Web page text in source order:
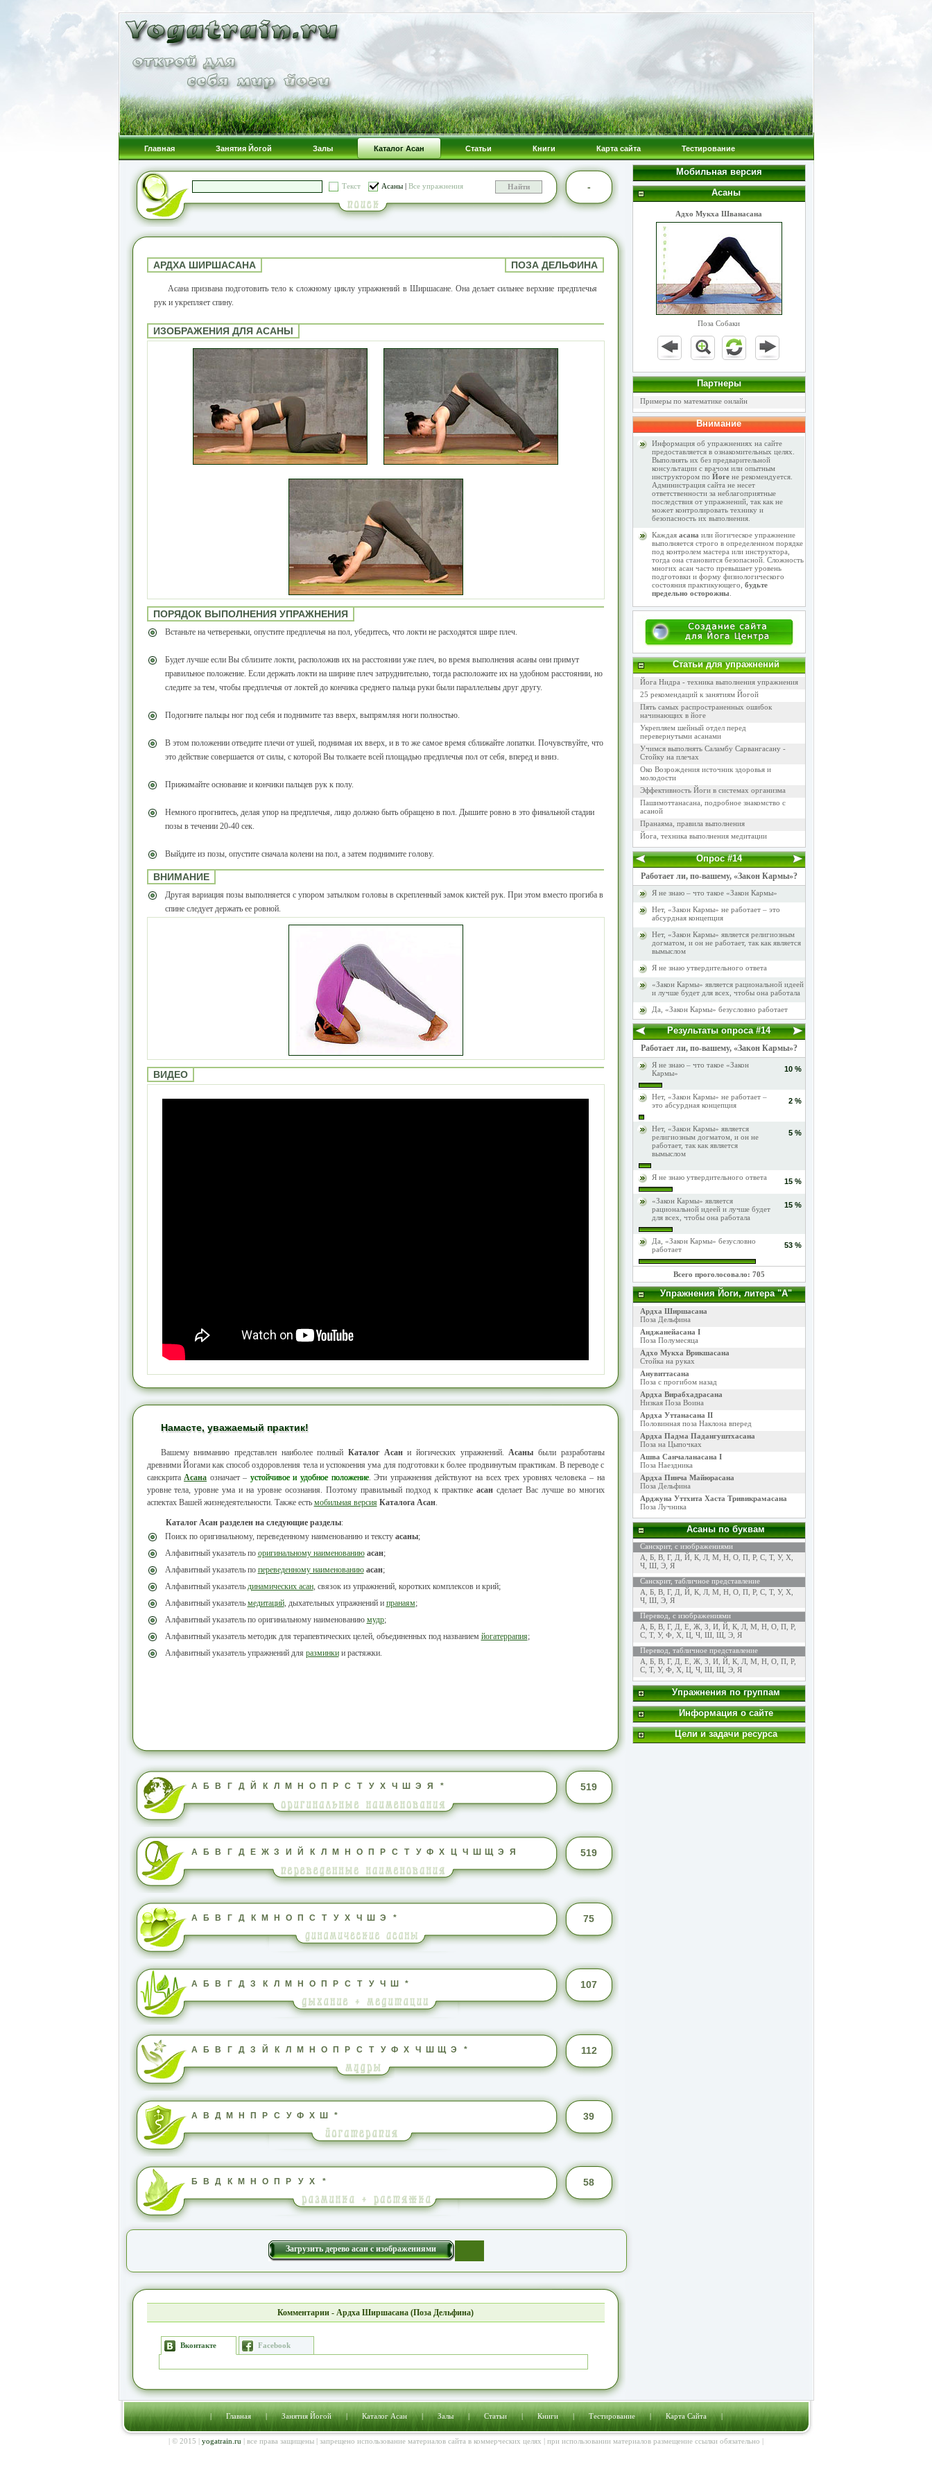
Главная Занятия Йогой Залы Каталог Асан Статьи Книги Карта сайта Тестирование
Текст Асаны| Все упражнения -
АРДХА ШИРШАСАНА ПОЗА ДЕЛЬФИНА
Асана призвана подготовить тело к сложному циклу упражнений в Ширшасане. Она делает сильнее верхние предплечья
рук и укрепляет спину.
ИЗОБРАЖЕНИЯ ДЛЯ АСАНЫ
ПОРЯДОК ВЫПОЛНЕНИЯ УПРАЖНЕНИЯ
Встаньте на четвереньки, опустите предплечья на пол, убедитесь, что локти не расходятся шире плеч.
Будет лучше если Вы сблизите локти, расположив их на расстоянии уже плеч, во время выполнения асаны они примут
правильное положение. Если держать локти на ширине плеч затруднительно, тогда расположите их на удобном расстоянии, но
следите за тем, чтобы предплечья от локтей до кончика среднего пальца руки были параллельны друг другу.
Подогните пальцы ног под себя и поднимите таз вверх, выпрямляя ноги полностью.
В этом положении отведите плечи от ушей, поднимая их вверх, и в то же самое время сближайте лопатки. Почувствуйте, что
это действие совершается от силы, с которой Вы толкаете всей площадью предплечья пол от себя, вперед и вниз.
Прижимайте основание и кончики пальцев рук к полу.
Немного прогнитесь, делая упор на предплечья, лицо должно быть обращено в пол. Дышите ровно в это финальной стадии
позы в течении 20-40 сек.
Выйдите из позы, опустите сначала колени на пол, а затем поднимите голову.
ВНИМАНИЕ
Другая вариация позы выполняется с упором затылком головы в скрепленный замок кистей рук. При этом вместо прогиба в
спине следует держать ее ровной.
ВИДЕО
Намасте, уважаемый практик!
Вашему вниманию представлен наиболее полный Каталог Асани йогических упражнений. Асаны были разработаны
древними Йогами как способ оздоровления тела и успокоения ума для подготовки к более продвинутым практикам. В переводе с
санскрита Асана означает – устойчивое и удобное положение. Эти упражнения действуют на всех трех уровнях человека – на
уровне тела, уровне ума и на уровне осознания. Поэтому правильный подход к практике асансделает Вас лучше во многих
аспектах Вашей жизнедеятельности. Также есть мобильная версия Каталога Асан.
Каталог Асан разделен на следующие разделы:
Поиск по оригинальному, переведенному наименованию и тексту асаны;
Алфавитный указатель по оригинальному наименованию асан;
Алфавитный указатель по переведенному наименованию асан;
Алфавитный указатель динамических асан, связок из упражнений, коротких комплексов и крий;
Алфавитный указатель медитаций, дыхательных упражнений и пранаям;
Алфавитный указатель по оригинальному наименованию мудр;
Алфавитный указатель методик для терапевтических целей, объединенных под названием йогатеррапия;
Алфавитный указатель упражнений для разминкии растяжки.
А Б В Г Д Й К Л М Н О П Р С Т У Х Ч Ш Э Я * 519
А Б В Г Д Е Ж З И Й К Л М Н О П Р С Т У Ф Х Ц Ч Ш Щ Э Я 519
А Б В Г Д К М Н О П С Т У Х Ч Ш Э * 75
А Б В Г Д З К Л М Н О П Р С Т У Ч Ш * 107
А Б В Г Д З Й К Л М Н О П Р С Т У Ф Х Ч Ш Щ Э * 112
А В Д М Н П Р С У Ф Х Ш * 39
Б В Д К М Н О П Р У Х * 58
Загрузить дерево асан с изображениями
Комментарии - Ардха Ширшасана (Поза Дельфина)
Вконтакте Facebook
Мобильная версия
Асаны
Адхо Мукха Шванасана
Поза Собаки
Партнеры
Примеры по математике онлайн
Внимание
Информация об упражнениях на сайте
предоставляется в ознакомительных целях.
Выполнять их без предварительной
консультации с врачом или опытным
инструктором по Йогене рекомендуется.
Администрация сайта не несет
ответственности за неблагоприятные
последствия от упражнений, так как не
может контролировать технику и
безопасность их выполнения.
Каждая асана или йогическое упражнение
выполняется строго в определенном порядке
под контролем мастера или инструктора,
тогда она становится безопасной. Сложность
многих асан часто превышает уровень
подготовки и форму физиологического
состояния практикующего, будьте
предельно осторожны
Статьи для упражнений
Йога Нидра - техника выполнения упражнения
25 рекомендаций к занятиям Йогой
Пять самых распространенных ошибок
начинающих в йоге
Укрепляем шейный отдел перед
перевернутыми асанами
Учимся выполнять Саламбу Сарвангасану -
Стойку на плечах
Око Возрождения источник здоровья и
молодости
Эффективность Йоги в системах организма
Пашимоттанасана, подробное знакомство с
асаной
Пранаяма, правила выполнения
Йога, техника выполнения медитации
Опрос #14
Работает ли, по-вашему, «Закон Кармы»?
Я не знаю – что такое «Закон Кармы»
Нет, «Закон Кармы» не работает – это
абсурдная концепция
Нет, «Закон Кармы» является религиозным
догматом, и он не работает, так как является
вымыслом
Я не знаю утвердительного ответа
«Закон Кармы» является рациональной идеей
и лучше будет для всех, чтобы она работала
Да, «Закон Кармы» безусловно работает
Результаты опроса #14
Работает ли, по-вашему, «Закон Кармы»?
Я не знаю – что такое «Закон
Кармы»
10 %
Нет, «Закон Кармы» не работает –
это абсурдная концепция
2 %
Нет, «Закон Кармы» является
религиозным догматом, и он не
работает, так как является
вымыслом
5 %
Я не знаю утвердительного ответа 15 %
«Закон Кармы» является
рациональной идеей и лучше будет
для всех, чтобы она работала
15 %
Да, «Закон Кармы» безусловно
работает
53 %
Всего проголосовало: 705
Упражнения Йоги, литера "А"
Ардха Ширшасана
Поза Дельфина
Анджанейасана I
Поза Полумесяца
Адхо Мукха Врикшасана
Стойка на руках
Анувиттасана
Поза с прогибом назад
Ардха Вирабхадрасана
Низкая Поза Воина
Ардха Уттанасана II
Половинная поза Наклона вперед
Ардха Падма Падангуштхасана
Поза на Цыпочках
Ашва Санчаланасана I
Поза Наездника
Ардха Пинча Майюрасана
Поза Дельфина
Арджуна Уттхита Хаста Тривикрамасана
Поза Лучника
Асаны по буквам
Санскрит, с изображениями
А Б, В, Г, Д Й, К, Л, М Н, О, П, Р, С, Т, У, Х
Ч, Ш, Э, Я
Санскрит, табличное представление
А Б, В, Г, Д Й, К, Л, М Н, О, П, Р, С, Т, У, Х
Ч, Ш, Э, Я
Перевод, с изображениями
А Б, В, Г, Д Е Ж, З И, Й, К, Л, М Н, О, П, Р,
С, Т, У, Ф Х Ц, Ч, Ш, Щ, Э, Я
Перевод, табличное представление
А Б, В, Г, Д Е Ж, З И, Й, К, Л, М Н, О, П, Р,
С, Т, У, Ф Х Ц, Ч, Ш, Щ, Э, Я
Упражнения по группам
Информация о сайте
Цели и задачи ресурса
|Главная|Занятия Йогой|Каталог Асан|Залы|Статьи|Книги|Тестирование|Карта Сайта|
| © 2015 | yogatrain.ru | все права защищены | запрещено использование материалов сайта в коммерческих целях | при использовании материалов размещение ссылки обязательно |